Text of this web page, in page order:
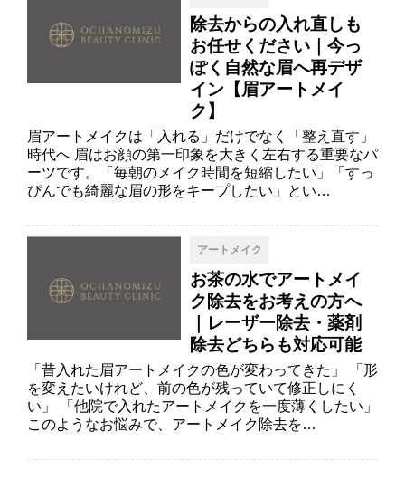
除去からの入れ直しも
お任せください｜今っ
ぽく自然な眉へ再デザ
イン【眉アートメイ
ク】
眉アートメイクは「入れる」だけでなく「整え直す」
時代へ 眉はお顔の第一印象を大きく左右する重要なパ
ーツです。「毎朝のメイク時間を短縮したい」「すっ
ぴんでも綺麗な眉の形をキープしたい」とい…
アートメイク
お茶の水でアートメイ
ク除去をお考えの方へ
｜レーザー除去・薬剤
除去どちらも対応可能
「昔入れた眉アートメイクの色が変わってきた」 「形
を変えたいけれど、前の色が残っていて修正しにく
い」 「他院で入れたアートメイクを一度薄くしたい」
このようなお悩みで、アートメイク除去を…